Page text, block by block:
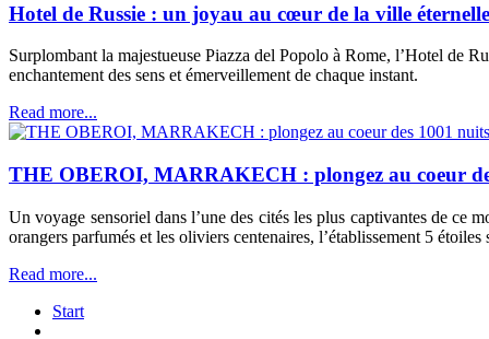
Hotel de Russie : un joyau au cœur de la ville
Surplombant la majestueuse Piazza del Popolo à Rome, l’Hotel de
enchantement des sens et émerveillement de chaque instant.
Read more...
THE OBEROI, MARRAKECH : plongez au coeur
Un voyage sensoriel dans l’une des cités les plus captivantes de
orangers parfumés et les oliviers centenaires, l’établissement 5
Read more...
Start